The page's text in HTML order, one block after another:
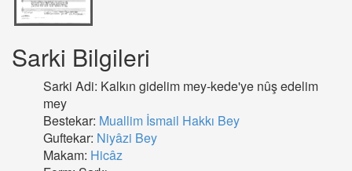
Sarki Bilgileri
Sarki Adi: Kalkın gidelim mey-kede'ye nûş edelim
mey
Bestekar: Muallim İsmail Hakkı Bey
Guftekar: Niyâzi Bey
Makam: Hicâz